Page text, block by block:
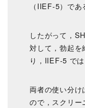
（IIEF-5）であ
したがって，
対して，勃起を
り，IIEF-5 では
両者の使い分
ので，スクリ